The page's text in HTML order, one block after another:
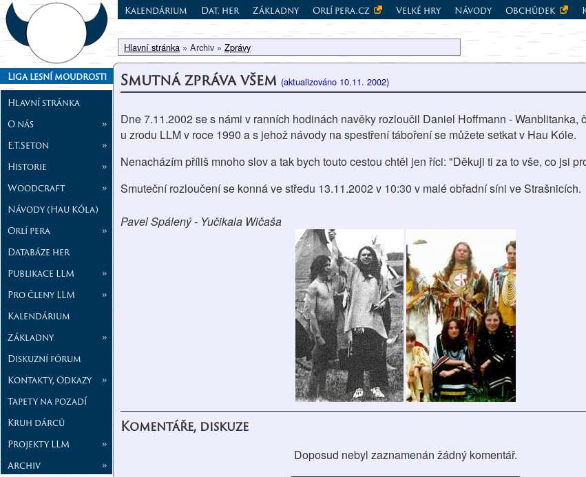
Liga lesní moudrosti
Hlavní stránka
O nás
»
E.T.Seton
»
Historie
»
Woodcraft
»
Návody (Hau Kóla)
Orlí pera
»
Databáze her
Publikace LLM
»
Pro členy LLM
»
Kalendárium
Základny
»
Diskuzní fórum
Kontakty, Odkazy
»
Tapety na pozadí
Kruh dárců
Projekty LLM
»
Archiv
»
Kalendárium Dat. her Základny Orlí pera.cz Velké hry Návody Obchůdek
Hlavní stránka » Archiv » Zprávy
Smutná zpráva všem (aktualizováno 10.11. 2002)
Dne 7.11.2002 se s námi v ranních hodinách navěky rozloučil Daniel Hoffmann - Wanblitanka,
u zrodu LLM v roce 1990 a s jehož návody na spestření táboření se můžete setkat v Hau Kóle.
Nenacházím příliš mnoho slov a tak bych touto cestou chtěl jen říci: "Děkuji ti za to vše, co jsi
Smuteční rozloučení se konná ve středu 13.11.2002 v 10:30 v malé obřadní síni ve Strašnicích.
Pavel Spálený - Yučikala Wičaša
Komentáře, diskuze
Doposud nebyl zaznamenán žádný komentář.